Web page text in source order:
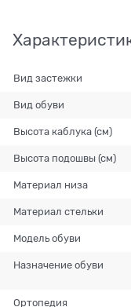
Вид застежки
Вид обуви
Высота каблука (см)
Высота подошвы (см)
Материал низа
Материал стельки
Модель обуви
Назначение обуви
Ортопедия